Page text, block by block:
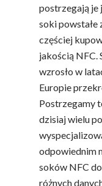
postrzegają je
soki powstałe
częściej
jakością NFC.
wzrosło w
Europie
Postrzegamy
dzisiaj wielu
odpowiednim
soków NFC
różnych